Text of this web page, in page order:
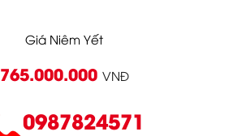
Giá Niêm Yết
765.000.000 VNĐ
0987824571